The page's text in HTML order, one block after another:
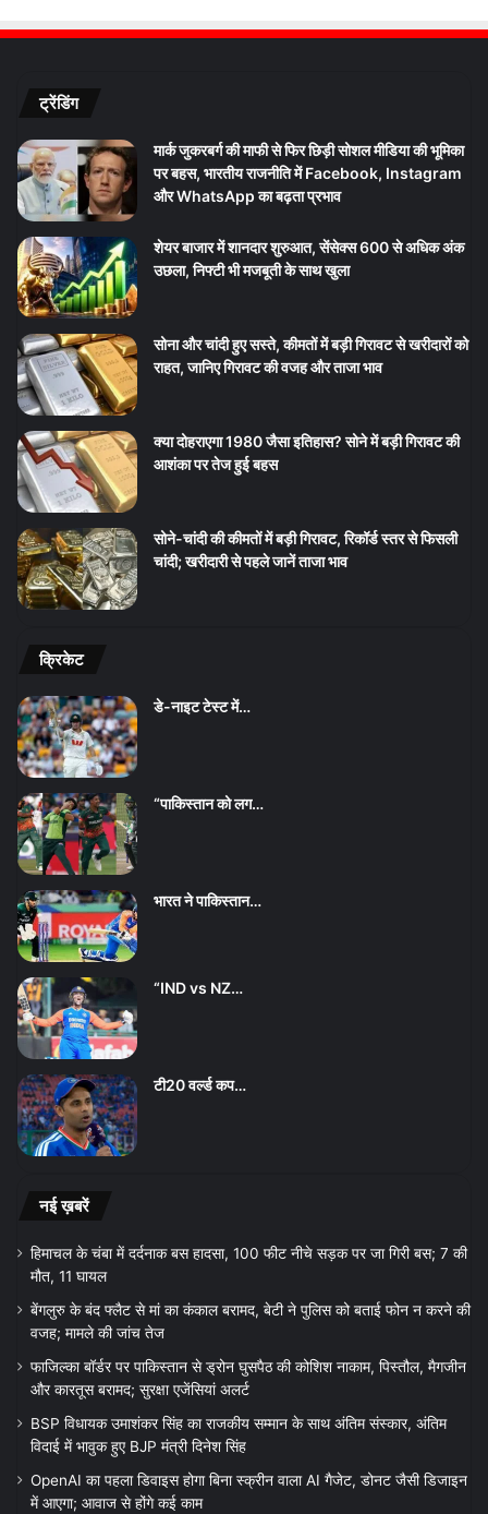
ट्रेंडिंग
मार्क जुकरबर्ग की माफी से फिर छिड़ी सोशल मीडिया की भूमिका
पर बहस, भारतीय राजनीति में Facebook, Instagram
और WhatsApp का बढ़ता प्रभाव
शेयर बाजार में शानदार शुरुआत, सेंसेक्स 600 से अधिक अंक
उछला, निफ्टी भी मजबूती के साथ खुला
सोना और चांदी हुए सस्ते, कीमतों में बड़ी गिरावट से खरीदारों को
राहत, जानिए गिरावट की वजह और ताजा भाव
क्या दोहराएगा 1980 जैसा इतिहास? सोने में बड़ी गिरावट की
आशंका पर तेज हुई बहस
सोने-चांदी की कीमतों में बड़ी गिरावट, रिकॉर्ड स्तर से फिसली
चांदी; खरीदारी से पहले जानें ताजा भाव
क्रिकेट
डे-नाइट टेस्ट में…
“पाकिस्तान को लग…
भारत ने पाकिस्तान…
“IND vs NZ…
टी20 वर्ल्ड कप…
नई ख़बरें
हिमाचल के चंबा में दर्दनाक बस हादसा, 100 फीट नीचे सड़क पर जा गिरी बस; 7 की
मौत, 11 घायल
बेंगलुरु के बंद फ्लैट से मां का कंकाल बरामद, बेटी ने पुलिस को बताई फोन न करने की
वजह; मामले की जांच तेज
फाजिल्का बॉर्डर पर पाकिस्तान से ड्रोन घुसपैठ की कोशिश नाकाम, पिस्तौल, मैगजीन
और कारतूस बरामद; सुरक्षा एजेंसियां अलर्ट
BSP विधायक उमाशंकर सिंह का राजकीय सम्मान के साथ अंतिम संस्कार, अंतिम
विदाई में भावुक हुए BJP मंत्री दिनेश सिंह
OpenAI का पहला डिवाइस होगा बिना स्क्रीन वाला AI गैजेट, डोनट जैसी डिजाइन
में आएगा; आवाज से होंगे कई काम